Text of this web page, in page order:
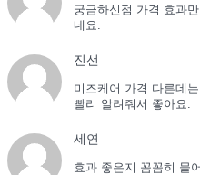
궁금하신점 가격 효과
네요.
진선
미즈케어 가격 다른데
빨리 알려줘서 좋아요.
세연
효과 좋은지 꼼꼼히 물